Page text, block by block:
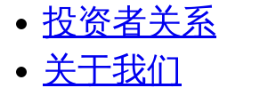
投资者关系
关于我们